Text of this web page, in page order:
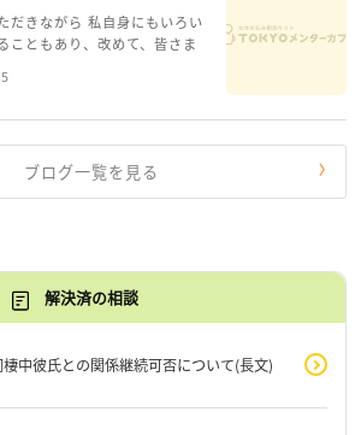
だきながら 私自身にもいろい
こともあり、改めて、皆さま
んな、もがいてる。わたし
に励まされるような日々で
ブログ一覧を見る
解決済の相談
中彼氏との関係継続可否について(長文)